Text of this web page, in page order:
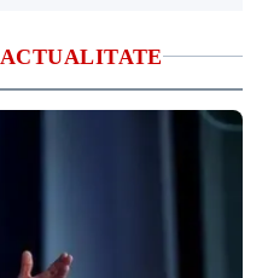
ACTUALITATE